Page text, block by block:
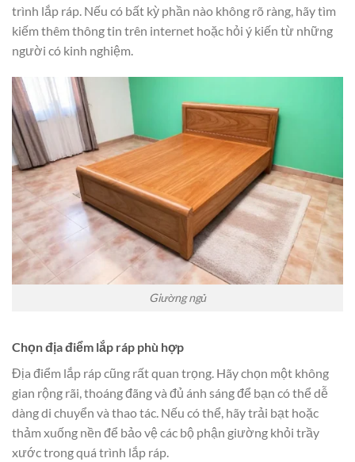
trình lắp ráp. Nếu có bất kỳ phần nào không rõ ràng, hãy tìm
kiếm thêm thông tin trên internet hoặc hỏi ý kiến từ những
người có kinh nghiệm.
Giường ngủ
Chọn địa điểm lắp ráp phù hợp
Địa điểm lắp ráp cũng rất quan trọng. Hãy chọn một không
gian rộng rãi, thoáng đãng và đủ ánh sáng để bạn có thể dễ
dàng di chuyển và thao tác. Nếu có thể, hãy trải bạt hoặc
thảm xuống nền để bảo vệ các bộ phận giường khỏi trầy
xước trong quá trình lắp ráp.